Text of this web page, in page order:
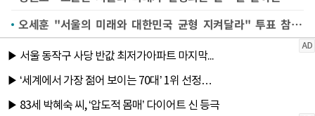
오세훈 "서울의 미래와 대한민국 균형 지켜달라" 투표 참여 호소